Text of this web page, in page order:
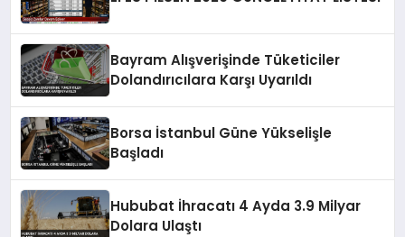
Bayram Alışverişinde Tüketiciler
Dolandırıcılara Karşı Uyarıldı
Borsa İstanbul Güne Yükselişle
Başladı
Hububat İhracatı 4 Ayda 3.9 Milyar
Dolara Ulaştı